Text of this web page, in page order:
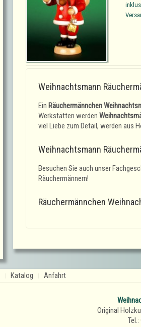
Weihnachtsmann
Ein Räuchermännchen
Werkstätten werden
viel Liebe zum Detail, werden aus
Weihnachtsmann
Besuchen Sie auch unser
Räuchermännern!
Räuchermännchen
Katalog Anfahrt
Original